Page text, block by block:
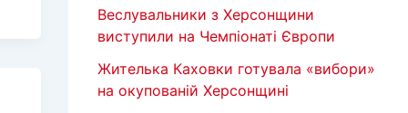
Веслувальники з Херсонщини
виступили на Чемпіонаті Європи
Жителька Каховки готувала «вибори»
на окупованій Херсонщині